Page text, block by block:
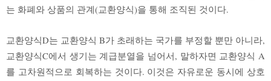
는 화폐와 상품의 관계(교환양식)을 통해 조직된 것이다.
교환양식D는 교환양식 B가 초래하는 국가를 부정할 뿐만 아니라,
교환양식C에서 생기는 계급분열을 넘어서, 말하자면 교환양식 A
를 고차원적으로 회복하는 것이다. 이것은 자유로운 동시에 상호